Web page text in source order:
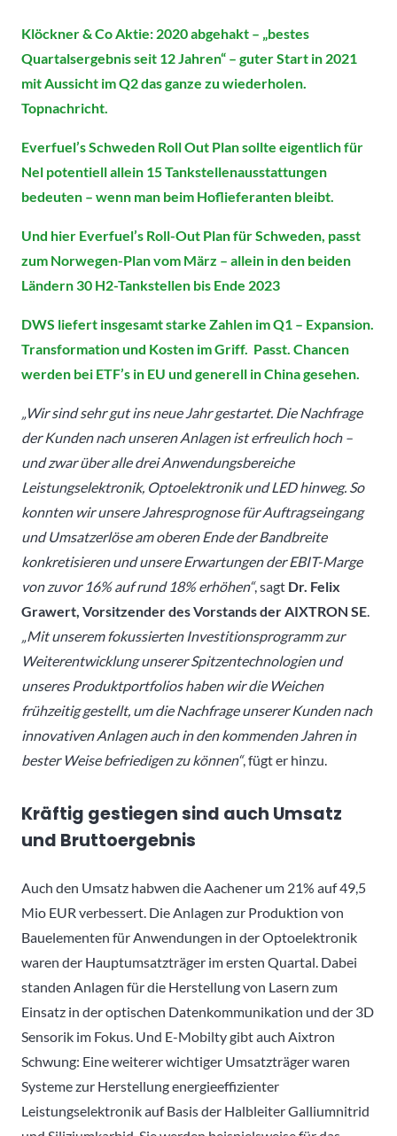
Klöckner & Co Aktie: 2020 abgehakt – „bestes
Quartalsergebnis seit 12 Jahren“ – guter Start in 2021
mit Aussicht im Q2 das ganze zu wiederholen.
Topnachricht.
Everfuel’s Schweden Roll Out Plan sollte eigentlich für
Nel potentiell allein 15 Tankstellenausstattungen
bedeuten – wenn man beim Hoflieferanten bleibt.
Und hier Everfuel’s Roll-Out Plan für Schweden, passt
zum Norwegen-Plan vom März – allein in den beiden
Ländern 30 H2-Tankstellen bis Ende 2023
DWS liefert insgesamt starke Zahlen im Q1 – Expansion.
Transformation und Kosten im Griff. Passt. Chancen
werden bei ETF’s in EU und generell in China gesehen.
„Wir sind sehr gut ins neue Jahr gestartet. Die Nachfrage
der Kunden nach unseren Anlagen ist erfreulich hoch –
und zwar über alle drei Anwendungsbereiche
Leistungselektronik, Optoelektronik und LED hinweg. So
konnten wir unsere Jahresprognose für Auftragseingang
und Umsatzerlöse am oberen Ende der Bandbreite
konkretisieren und unsere Erwartungen der EBIT-Marge
von zuvor 16% auf rund 18% erhöhen“, sagt Dr. Felix
Grawert, Vorsitzender des Vorstands der AIXTRON SE.
„Mit unserem fokussierten Investitionsprogramm zur
Weiterentwicklung unserer Spitzentechnologien und
unseres Produktportfolios haben wir die Weichen
frühzeitig gestellt, um die Nachfrage unserer Kunden nach
innovativen Anlagen auch in den kommenden Jahren in
bester Weise befriedigen zu können“, fügt er hinzu.
Kräftig gestiegen sind auch Umsatz
und Bruttoergebnis
Auch den Umsatz habwen die Aachener um 21% auf 49,5
Mio EUR verbessert. Die Anlagen zur Produktion von
Bauelementen für Anwendungen in der Optoelektronik
waren der Hauptumsatzträger im ersten Quartal. Dabei
standen Anlagen für die Herstellung von Lasern zum
Einsatz in der optischen Datenkommunikation und der 3D
Sensorik im Fokus. Und E-Mobilty gibt auch Aixtron
Schwung: Eine weiterer wichtiger Umsatzträger waren
Systeme zur Herstellung energieeffizienter
Leistungselektronik auf Basis der Halbleiter Galliumnitrid